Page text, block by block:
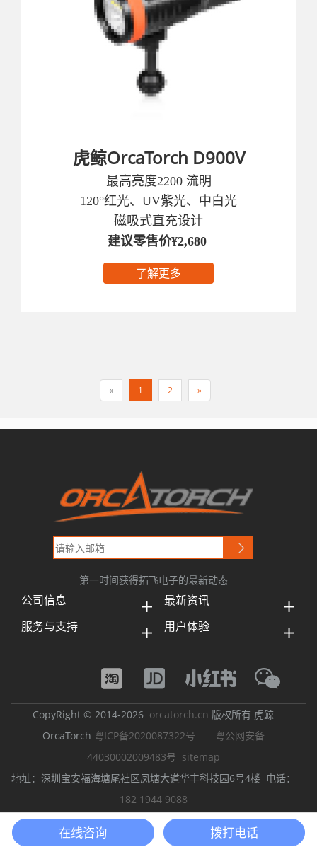
虎鲸OrcaTorch D900V
最高亮度2200 流明
120°红光、UV紫光、中白光
磁吸式直充设计
建议零售价¥2,680
了解更多
« 1 2 »
第一时间获得拓飞电子的最新动态
公司信息
最新资讯
服务与支持
用户体验
CopyRight © 2014-2026 orcatorch.cn 版权所有 虎鲸
OrcaTorch 粤ICP备2020087322号
粤公网安备
44030002009483号 sitemap
地址：深圳宝安福海塘尾社区凤塘大道华丰科技园6号4楼 电话：
182 1944 9088
潜水灯 潜水手电筒 LED潜水手电筒 强光潜水手电筒 潜水摄影灯
水下工程照明
虎鲸OrcaTorch 手电大家谈
在线咨询 拨打电话